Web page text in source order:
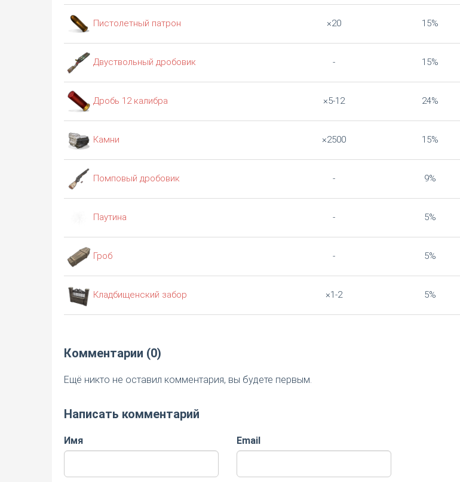
Пистолетный патрон ×20 15%
Двуствольный дробовик - 15%
Дробь 12 калибра ×5-12 24%
Камни ×2500 15%
Помповый дробовик - 9%
Паутина - 5%
Гроб - 5%
Кладбищенский забор ×1-2 5%
Комментарии (0)
Ещё никто не оставил комментария, вы будете первым.
Написать комментарий
Имя Email